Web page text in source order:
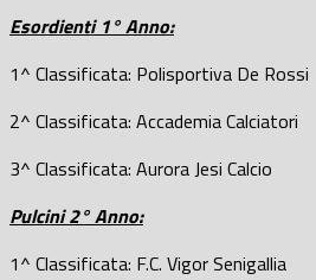
Esordienti 1° Anno:
1^ Classificata: Polisportiva De Rossi
2^ Classificata: Accademia Calciatori
3^ Classificata: Aurora Jesi Calcio
Pulcini 2° Anno:
1^ Classificata: F.C. Vigor Senigallia